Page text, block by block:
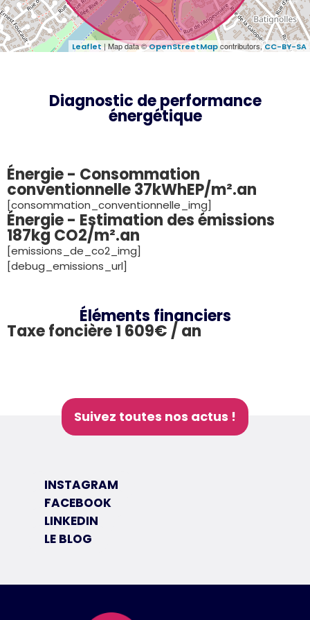
Leaflet | Map data ©OpenStreetMapcontributors,CC-BY-SA
Diagnostic de performance
énergétique
Énergie - Consommation
conventionnelle 37kWhEP/m².an
[consommation_conventionnelle_img]
Énergie - Estimation des émissions
187kg CO2/m².an
[emissions_de_co2_img]
[debug_emissions_url]
Éléments financiers
Taxe foncière 1 609€ / an
Suivez toutes nos actus !
INSTAGRAM
FACEBOOK
LINKEDIN
LE BLOG